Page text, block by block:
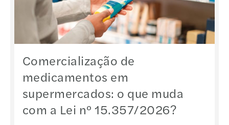
Comercialização de
medicamentos em
supermercados: o que muda
com a Lei nº 15.357/2026?